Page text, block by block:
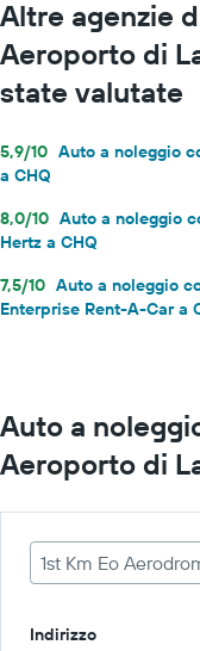
Altre agenzie
Aeroporto di
state valutate
5,9/10 Auto a noleggio
a CHQ
8,0/10 Auto a noleggio
Hertz a CHQ
7,5/10 Auto a noleggio
Enterprise Rent-A-Car a
Auto a
Aeroporto di
1st Km Eo
Indirizzo